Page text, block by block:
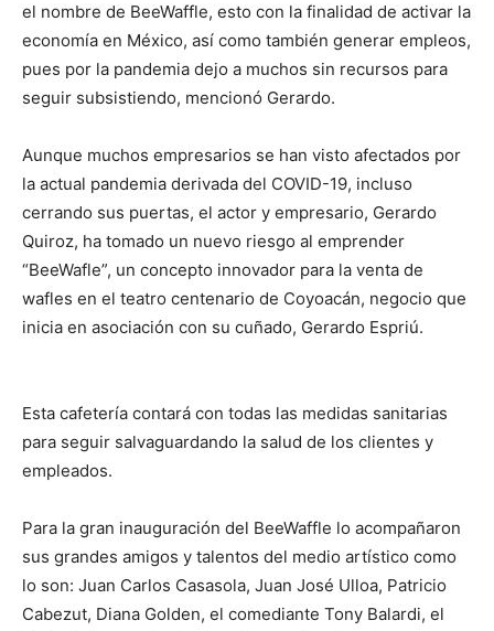
el nombre de BeeWaffle, esto con la finalidad de activar la
economía en México, así como también generar empleos,
pues por la pandemia dejo a muchos sin recursos para
seguir subsistiendo, mencionó Gerardo.
Aunque muchos empresarios se han visto afectados por
la actual pandemia derivada del COVID-19, incluso
cerrando sus puertas, el actor y empresario, Gerardo
Quiroz, ha tomado un nuevo riesgo al emprender
“BeeWafle”, un concepto innovador para la venta de
wafles en el teatro centenario de Coyoacán, negocio que
inicia en asociación con su cuñado, Gerardo Espriú.
Esta cafetería contará con todas las medidas sanitarias
para seguir salvaguardando la salud de los clientes y
empleados.
Para la gran inauguración del BeeWaffle lo acompañaron
sus grandes amigos y talentos del medio artístico como
lo son: Juan Carlos Casasola, Juan José Ulloa, Patricio
Cabezut, Diana Golden, el comediante Tony Balardi, el